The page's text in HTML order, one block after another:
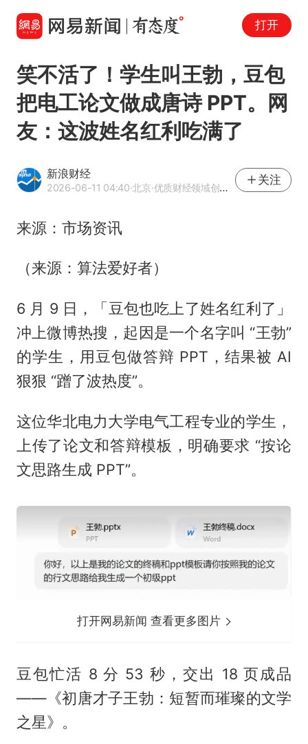
打开
笑不活了！学生叫王勃，豆包
把电工论文做成唐诗 PPT。网
友：这波姓名红利吃满了
新浪财经
2026-06-11 04:40·北京·优质财经领域创作者
关注
来源：市场资讯
（来源：算法爱好者）
6 月 9 日，「豆包也吃上了姓名红利了」
冲上微博热搜，起因是一个名字叫 “王勃”
的学生，用豆包做答辩 PPT，结果被 AI
狠狠 “蹭了波热度”。
这位华北电力大学电气工程专业的学生，
上传了论文和答辩模板，明确要求 “按论
文思路生成 PPT”。
打开网易新闻 查看更多图片
豆包忙活 8 分 53 秒，交出 18 页成品
——《初唐才子王勃：短暂而璀璨的文学
之星》。